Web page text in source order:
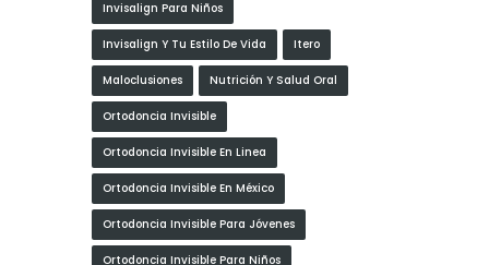
Invisalign Para Niños
Invisalign Y Tu Estilo De Vida Itero
Maloclusiones Nutrición Y Salud Oral
Ortodoncia Invisible
Ortodoncia Invisible En Linea
Ortodoncia Invisible En México
Ortodoncia Invisible Para Jóvenes
Ortodoncia Invisible Para Niños